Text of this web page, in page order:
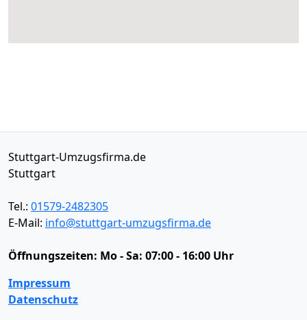
Stuttgart-Umzugsfirma.de
Stuttgart
Tel.: 01579-2482305
E-Mail: info@stuttgart-umzugsfirma.de
Öffnungszeiten: Mo - Sa: 07:00 - 16:00 Uhr
Impressum
Datenschutz